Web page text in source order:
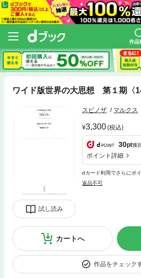
作品
ワイド版世界の大思想 第１期〈
試し読み
スピノザ マルクス
3,300(税込)
30pt獲
ポイント詳細
dカード利用でさらにポ
返品不可
カートへ
作品をチェック